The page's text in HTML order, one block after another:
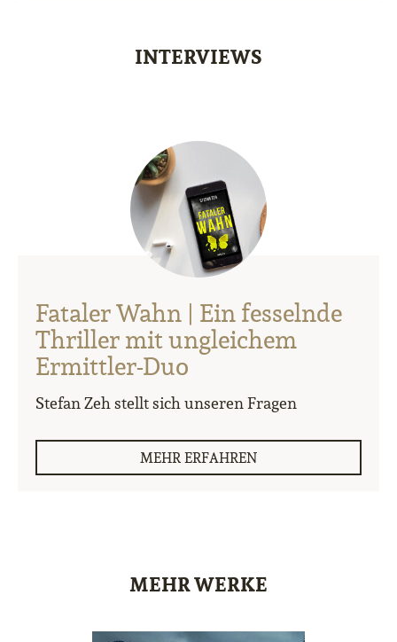
INTERVIEWS
Fataler Wahn | Ein fesselnde
Thriller mit ungleichem
Ermittler-Duo
Stefan Zeh stellt sich unseren Fragen
MEHR ERFAHREN
MEHR WERKE